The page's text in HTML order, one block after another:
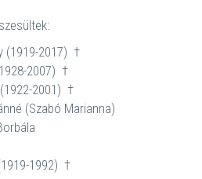
(1919-2017) †
2007) †
2001) †
(Szabó Marianna)
1992) †